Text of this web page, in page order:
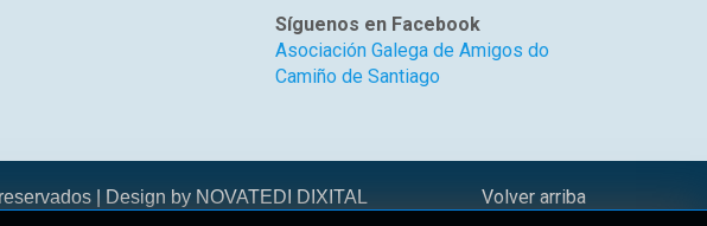
Síguenos en Facebook
Asociación Galega de Amigos do
Camiño de Santiago
Volver arriba
| Design by NOVATEDI DIXITAL